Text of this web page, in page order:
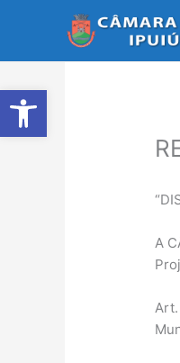
Abrir a barra de ferramentas
A
Art.